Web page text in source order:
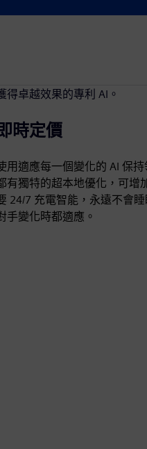
時定價
用適應每一個變化的 AI 保
有獨特的超本地優化，可增
24/7 充電智能，永遠不會
手變化時都適應。